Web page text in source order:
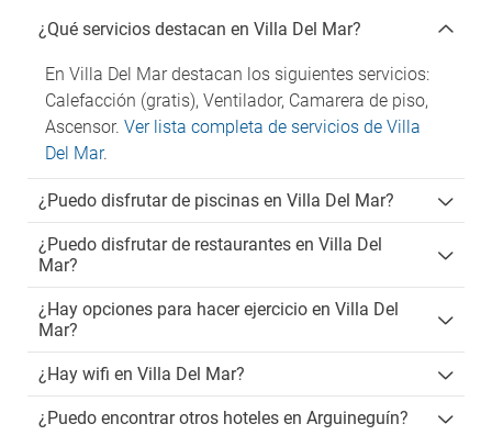
¿Qué servicios destacan en Villa Del Mar?
En Villa Del Mar destacan los siguientes servicios:
Calefacción (gratis), Ventilador, Camarera de piso,
Ascensor. Ver lista completa de servicios de Villa
Del Mar.
¿Puedo disfrutar de piscinas en Villa Del Mar?
¿Puedo disfrutar de restaurantes en Villa Del
Mar?
¿Hay opciones para hacer ejercicio en Villa Del
Mar?
¿Hay wifi en Villa Del Mar?
¿Puedo encontrar otros hoteles en Arguineguín?